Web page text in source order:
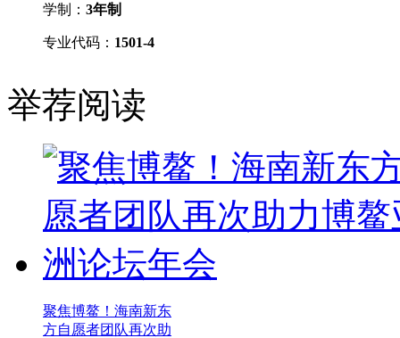
学制： 3年制
专业代码： 1501-4
举荐阅读
聚焦博鳌！海南新东
方自愿者团队再次助